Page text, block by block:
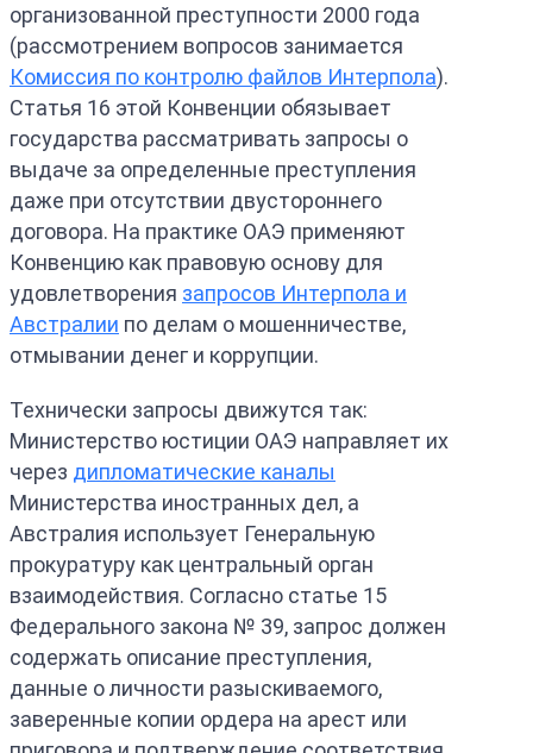
организованной преступности 2000 года
(рассмотрением вопросов занимается
Комиссия по контролю файлов Интерпола).
Статья 16 этой Конвенции обязывает
государства рассматривать запросы о
выдаче за определенные преступления
даже при отсутствии двустороннего
договора. На практике ОАЭ применяют
Конвенцию как правовую основу для
удовлетворения запросов Интерпола и
Австралии по делам о мошенничестве,
отмывании денег и коррупции.
Технически запросы движутся так:
Министерство юстиции ОАЭ направляет их
через дипломатические каналы
Министерства иностранных дел, а
Австралия использует Генеральную
прокуратуру как центральный орган
взаимодействия. Согласно статье 15
Федерального закона № 39, запрос должен
содержать описание преступления,
данные о личности разыскиваемого,
заверенные копии ордера на арест или